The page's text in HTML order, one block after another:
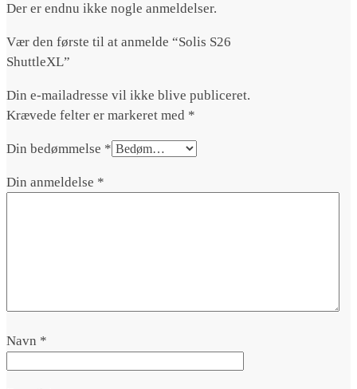
Der er endnu ikke nogle anmeldelser.
Vær den første til at anmelde “Solis S26
ShuttleXL”
Din e-mailadresse vil ikke blive publiceret.
Krævede felter er markeret med *
Din bedømmelse *
Din anmeldelse *
Navn *